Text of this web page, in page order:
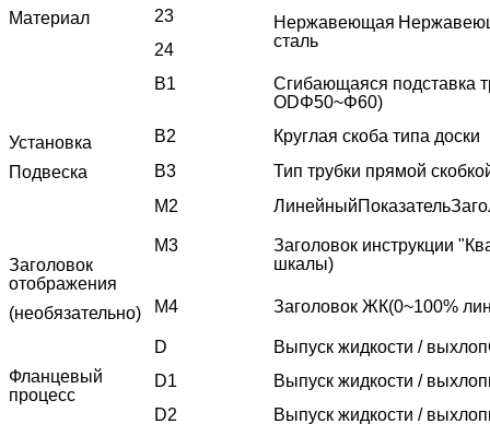
Материал
Нержавеющая
сталь
23
24
Установка
Подвеска
В1
Сгибающаяся подставка
ODΦ50~Φ60)
В2
Круглая скоба типа доски
В3
Тип трубки прямой
Заголовок
отображения
(необязательно)
M2 ЛинейныйПоказатель
M3
Заголовок инструкции
шкалы)
М4 Заголовок ЖК(0~100%
Фланцевый
процесс
D Выпуск жидкости / выхлоп
D1
Выпуск жидкости / выхлоп
D2
Выпуск жидкости / выхлоп